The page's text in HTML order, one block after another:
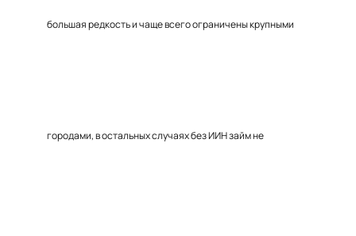
большая редкость и чаще всего ограничены крупными
городами, в остальных случаях без ИИН займ не